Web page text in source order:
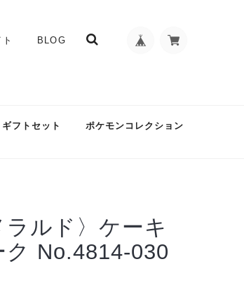
BLOG
ギフトセット ポケモンコレクション
ラルド〉ケーキ
ク No.4814-030